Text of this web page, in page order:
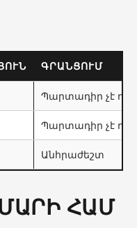
ԳՐԱՆՑՈՒՄ
Պարտադիր չէ
Պարտադիր չէ
Անհրաժեշտ
ՀԱՄ